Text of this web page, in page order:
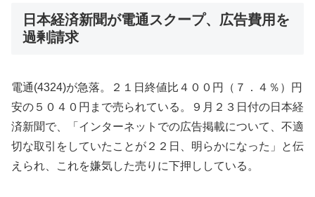
日本経済新聞が電通スクープ、広告費用を
過剰請求
電通(4324)が急落。２１日終値比４００円（７．４％）円
安の５０４０円まで売られている。９月２３日付の日本経
済新聞で、「インターネットでの広告掲載について、不適
切な取引をしていたことが２２日、明らかになった」と伝
えられ、これを嫌気した売りに下押ししている。